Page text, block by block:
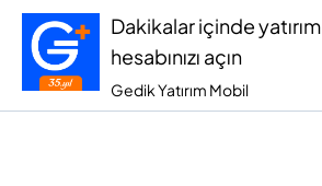
Dakikalar içinde yatırım
hesabınızı açın
Gedik Yatırım Mobil